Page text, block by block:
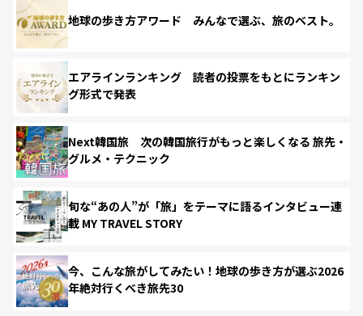
地球の歩き方アワード みんなで選ぶ、旅のベスト。
エアラインランキング 読者の投票をもとにランキン
グ形式で発表
Next韓国旅 次の韓国旅行がもっと楽しくなる 旅先・
グルメ・テクニック
旬な“あの人”が「旅」をテーマに語るインタビュー連
載 MY TRAVEL STORY
今、こんな旅がしてみたい！地球の歩き方が選ぶ2026
年絶対行くべき旅先30